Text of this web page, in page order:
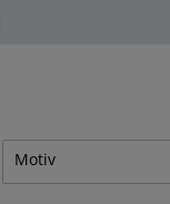
Motiv